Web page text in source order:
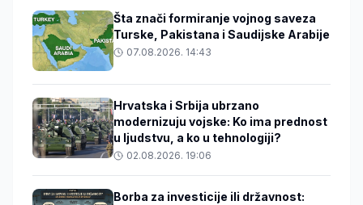
Šta znači formiranje vojnog saveza
Turske, Pakistana i Saudijske Arabije
07.08.2026. 14:43
Hrvatska i Srbija ubrzano
modernizuju vojske: Ko ima prednost
u ljudstvu, a ko u tehnologiji?
02.08.2026. 19:06
Borba za investicije ili državnost: